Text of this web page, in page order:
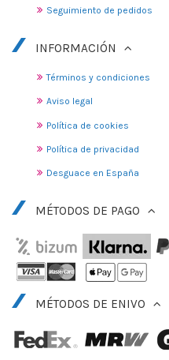
Seguimiento de pedidos
INFORMACIÓN
Términos y condiciones
Aviso legal
Política de cookies
Política de privacidad
Desguace en España
MÉTODOS DE PAGO
MÉTODOS DE ENIVO